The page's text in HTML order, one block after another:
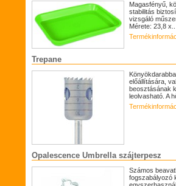
Magasfényű,
stabilitás
vizsgáló
Mérete: 23,8
Trepane
előállítására,
beosztásának
leolvasható. A
Opalescence Umbrella szájterpesz
Számos
fogszabályozó